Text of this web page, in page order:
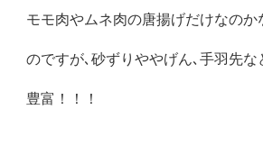
モモ肉やムネ肉の唐揚げだけなのか
のですが､砂ずりややげん､手羽先
豊富！！！